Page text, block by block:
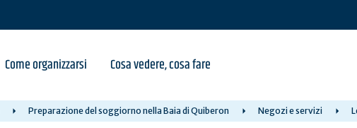
Come organizzarsi Cosa vedere, cosa fare
Preparazione del soggiorno nella Baia di Quiberon Negozi e servizi